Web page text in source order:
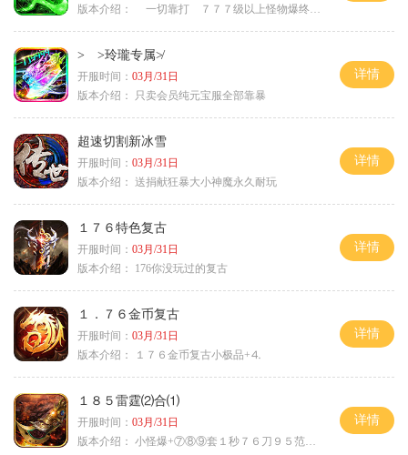
版本介绍：
一切靠打 ７７７级以上怪物爆终极
> >玲瓏专属≯
开服时间： 03月/31日
版本介绍：
只卖会员纯元宝服全部靠暴
详情
超速切割新冰雪
开服时间： 03月/31日
版本介绍： 送捐献狂暴大小神魔永久耐玩
详情
１７６特色复古
开服时间： 03月/31日
版本介绍：
176你没玩过的复古
详情
１．７６金币复古
开服时间： 03月/31日
版本介绍：
１７６金币复古小极品+⒋
详情
１８５雷霆⑵合⑴
开服时间： 03月/31日
版本介绍： 小怪爆+⑦⑧⑨套１秒７６刀９５范围捡
详情